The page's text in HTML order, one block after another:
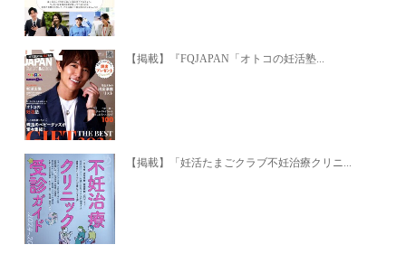
【掲載】『FQJAPAN「オトコの妊活塾...
【掲載】「妊活たまごクラブ不妊治療クリニ...